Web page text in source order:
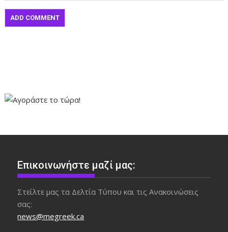
Επικοινωνήστε μαζί μας:
Στείλτε μας τα Δελτία Τύπου και τις Ανακοινώσεις
σας:
news@megreek.ca